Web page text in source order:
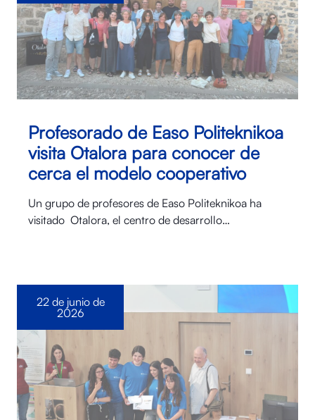
Profesorado de Easo Politeknikoa
visita Otalora para conocer de
cerca el modelo cooperativo
Un grupo de profesores de Easo Politeknikoa ha
visitado Otalora⁠, el centro de desarrollo…
22 de junio de
2026